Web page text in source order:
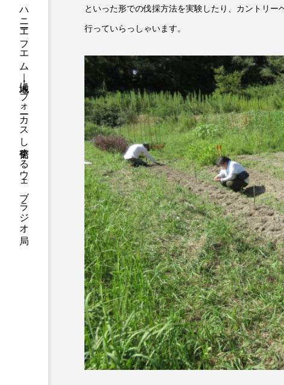
ハニーエフエム｜地域・人にフォーカスし発信するウェブラジオ局 もっと知りたい認知症のこと
ゆたかな第三の人生のススメ
わたしらしく心豊かに過ごすため
アカデミックコモンズ アク
アニメーション映画 アプレ
アリのおでかけ アリアナ・
アーカイブ アート イ
イタリア映画 イベント
ウィキッド 永遠の約束 ウィ
ウインド･アンサンブル･コスモス
エリーザ・シュロット エル
オダギリ・ジョー オム・ハ
といった形での伐採方法を実験したり、カントリ
行っていらっしゃいます。